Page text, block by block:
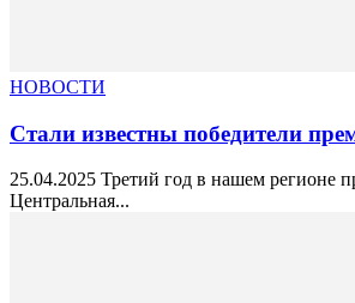
НОВОСТИ
Стали известны победители
25.04.2025 Третий год в нашем регионе
Центральная...